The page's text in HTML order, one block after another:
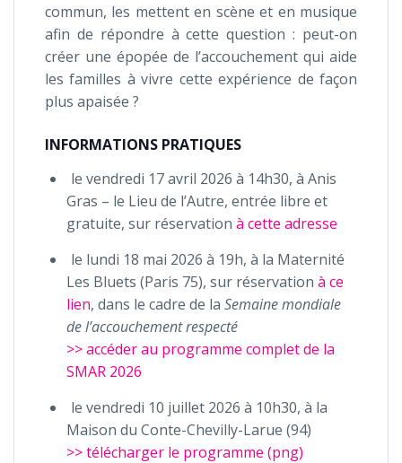
commun, les mettent en scène et en musique
afin de répondre à cette question : peut-on
créer une épopée de l’accouchement qui aide
les familles à vivre cette expérience de façon
plus apaisée ?
INFORMATIONS PRATIQUES
le vendredi 17 avril 2026 à 14h30, à Anis
Gras – le Lieu de l’Autre, entrée libre et
gratuite, sur réservation à cette adresse
le lundi 18 mai 2026 à 19h, à la Maternité
Les Bluets (Paris 75), sur réservation à ce
lien, dans le cadre de la Semaine mondiale
de l’accouchement respecté
>> accéder au programme complet de la
SMAR 2026
le vendredi 10 juillet 2026 à 10h30, à la
Maison du Conte-Chevilly-Larue (94)
>> télécharger le programme (png)